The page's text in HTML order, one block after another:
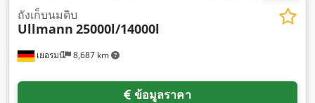
เยอรมนี 8,687 km
ถังเก็บนมดิบ
Ullmann 25000l/14000l
ข้อมูลราคา